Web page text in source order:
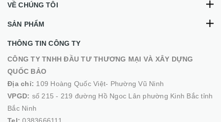
VỀ CHÚNG TÔI
SẢN PHẨM
THÔNG TIN CÔNG TY
CÔNG TY TNHH ĐẦU TƯ THƯƠNG MẠI VÀ XÂY DỰNG
QUỐC BẢO
Địa chỉ: 109 Hoàng Quốc Việt- Phường Vũ Ninh
VPGD: số 215 - 219 đường Hồ Ngoc Lân phường Kinh Bắc tỉnh
Bắc Ninh
Tel:0383666111